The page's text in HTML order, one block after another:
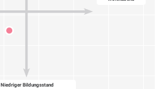
Niedriger Bildungsstand